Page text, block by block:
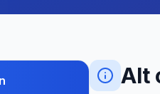
Alt